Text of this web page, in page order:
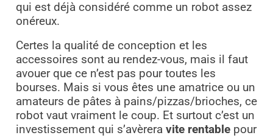
qui est déjà considéré comme un robot assez
onéreux.
Certes la qualité de conception et les
accessoires sont au rendez-vous, mais il faut
avouer que ce n’est pas pour toutes les
bourses. Mais si vous êtes une amatrice ou un
amateurs de pâtes à pains/pizzas/brioches, ce
robot vaut vraiment le coup. Et surtout c’est un
investissement qui s’avèrera vite rentablepour